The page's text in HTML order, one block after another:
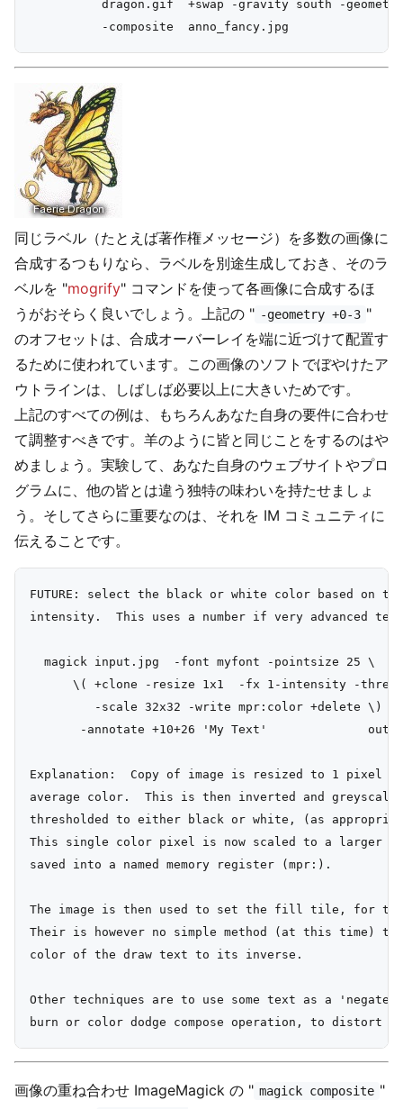
dragon.gif  +swap -gravity south -
同じラベル（たとえば著作権メッセージ）を多数の画像に
合成するつもりなら、ラベルを別途生成しておき、そのラ
ベルを "mogrify" コマンドを使って各画像に合成するほ
うがおそらく良いでしょう。上記の " -geometry +0-3 "
のオフセットは、合成オーバーレイを端に近づけて配置す
るために使われています。この画像のソフトでぼやけたア
ウトラインは、しばしば必要以上に大きいためです。
上記のすべての例は、もちろんあなた自身の要件に合わせ
て調整すべきです。羊のように皆と同じことをするのはや
めましょう。実験して、あなた自身のウェブサイトやプロ
グラムに、他の皆とは違う独特の味わいを持たせましょ
う。そしてさらに重要なのは、それを IM コミュニティに
伝えることです。
FUTURE: select the black or white color based on
intensity.  This uses a number if very advanced
  magick input.jpg  -font myfont -pointsize 25 \
\( +clone -resize 1x1  -fx 1-intensity -
-scale 32x32 -write mpr:color +delete \)
-annotate +10+26 'My Text'
Explanation:  Copy of image is resized to 1 pixel
average color.  This is then inverted and
thresholded to either black or white, (as
This single color pixel is now scaled to a larger
saved into a named memory register (mpr:).
The image is then used to set the fill tile, for the
Their is however no simple method (at this time)
color of the draw text to its inverse.
Other techniques are to use some text as a 'negate
画像の重ね合わせ ImageMagick の " magick composite "